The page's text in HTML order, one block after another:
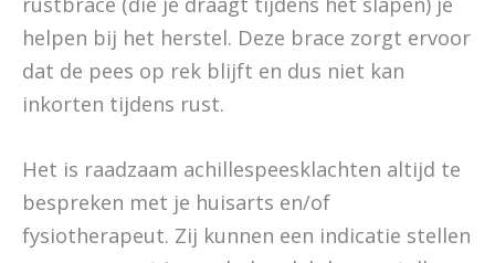
helpen bij het herstel. Deze brace zorgt ervoor
dat de pees op rek blijft en dus niet kan
inkorten tijdens rust.
Het is raadzaam achillespeesklachten altijd te
bespreken met je huisarts en/of
fysiotherapeut. Zij kunnen een indicatie stellen